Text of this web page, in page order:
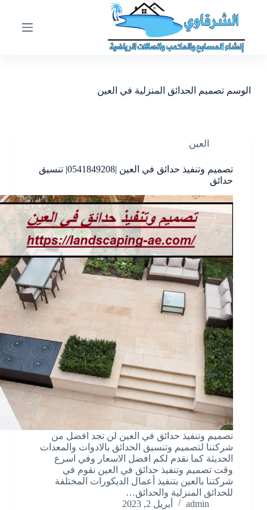
ى
الوسم تصميم الحدائق المنزلية في العين
العين
تصميم وتنفيذ حدائق في العين |0541849208| تنسيق
حدائق
تصميم وتنفيذ حدائق في العين لن تجد افضل من
شركتنا لتصميم وتنسيق الحدائق بالادوات والمعدات
الحديثة كما نقدم لكم افضل الاسعار وفي اسرع
وقت تصميم وتنفيذ حدائق في العين نقوم في
شركتنا بالعين بتنفيذ أعمال الديكورات المختلفة
للحدائق المنزلية والحدائق…
admin
أبريل 2, 2023